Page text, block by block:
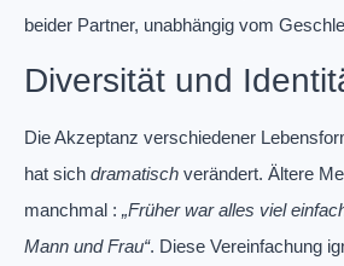
beider Partner, unabhängig vom
Diversität und
Die Akzeptanz verschiedener
hat sich dramatisch verändert. Ältere
manchmal : „Früher war alles viel
Mann und Frau“. Diese Vereinfachung